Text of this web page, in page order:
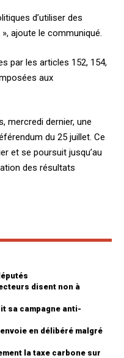
d’utiliser des
ajoute le communiqué.
par les articles 152, 154,
aux
mercredi dernier, une
du 25 juillet. Ce
et se poursuit jusqu’au
des résultats
disent non à
sa campagne anti-
en délibéré malgré
la taxe carbone sur